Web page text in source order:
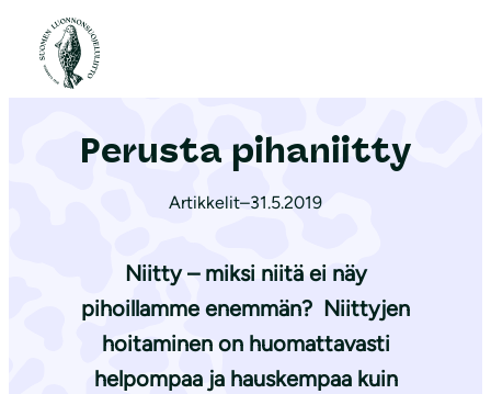
Etusivu
Perusta pihaniitty
Artikkelit–31.5.2019
Niitty – miksi niitä ei näy
pihoillamme enemmän? Niittyjen
hoitaminen on huomattavasti
helpompaa ja hauskempaa kuin